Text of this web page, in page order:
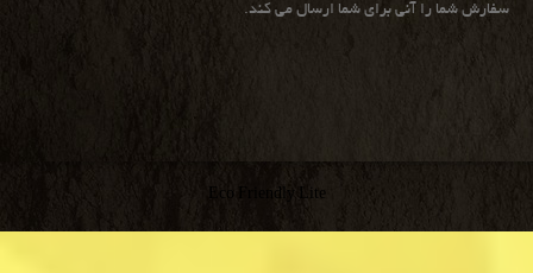
سفارش شما را آنی برای شما ارسال می كند.
Eco Friendly Lite